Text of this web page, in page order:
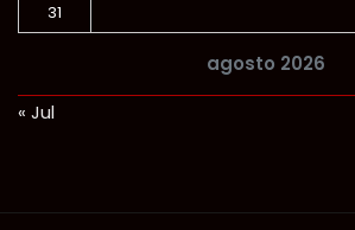
agosto 2026
31
« Jul